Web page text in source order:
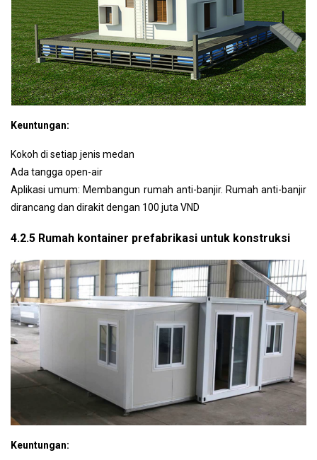
Keuntungan:
Kokoh di setiap jenis medan
Ada tangga open-air
Aplikasi umum: Membangun rumah anti-banjir. Rumah anti-banjir
dirancang dan dirakit dengan 100 juta VND
4.2.5 Rumah kontainer prefabrikasi untuk konstruksi
Keuntungan: